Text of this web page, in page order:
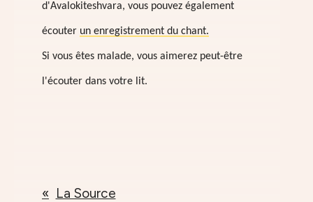
d'Avalokiteshvara, vous pouvez également
écouter un enregistrement du chant.
Si vous êtes malade, vous aimerez peut-être
l'écouter dans votre lit.
La Source